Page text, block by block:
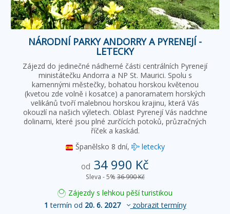
NÁRODNÍ PARKY ANDORRY A PYRENEJÍ -
LETECKY
Zájezd do jedinečné nádherné části centrálních Pyrenejí
ministátečku Andorra a NP St. Maurici. Spolu s
kamennými městečky, bohatou horskou květenou
(kvetou zde volně i kosatce) a panoramatem horských
velikánů tvoří malebnou horskou krajinu, která Vás
okouzlí na našich výletech. Oblast Pyrenejí Vás nadchne
dolinami, které jsou plné zurčících potoků, průzračných
říček a kaskád.
Španělsko 8 dní, letecky
od 34 990 Kč
Sleva - 5% 36 990 Kč
Zájezdy s lehkou pěší turistikou
1 termín od 20. 6. 2027 zobrazit termíny